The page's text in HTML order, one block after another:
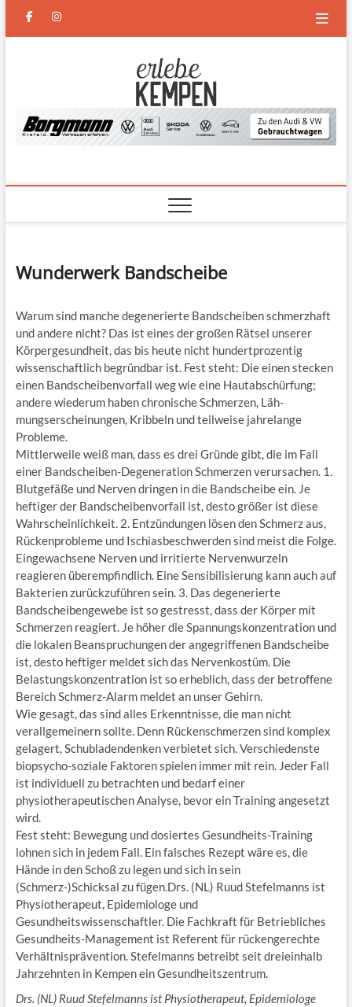
facebookinstagram
Kempen
Wunderwerk Bandscheibe
Warum sind manche degenerierte Bandscheiben schmerzhaft
und andere nicht? Das ist eines der großen Rätsel unserer
Körpergesundheit, das bis heute nicht hundertprozentig
wissenschaftlich begründbar ist. Fest steht: Die einen stecken
einen Bandscheibenvorfall weg wie eine Hautabschürfung;
andere wiederum haben chronische Schmerzen, Läh-
mungserscheinungen, Kribbeln und teilweise jahrelange
Probleme.
Mittlerweile weiß man, dass es drei Gründe gibt, die im Fall
einer Bandscheiben-Degeneration Schmerzen verursachen. 1.
Blutgefäße und Nerven dringen in die Bandscheibe ein. Je
heftiger der Bandscheibenvorfall ist, desto größer ist diese
Wahrscheinlichkeit. 2. Entzündungen lösen den Schmerz aus,
Rückenprobleme und Ischiasbeschwerden sind meist die Folge.
Eingewachsene Nerven und irritierte Nervenwurzeln
reagieren überempfindlich. Eine Sensibilisierung kann auch auf
Bakterien zurückzuführen sein. 3. Das degenerierte
Bandscheibengewebe ist so gestresst, dass der Körper mit
Schmerzen reagiert. Je höher die Spannungskonzentration und
die lokalen Beanspruchungen der angegriffenen Bandscheibe
ist, desto heftiger meldet sich das Nervenkostüm. Die
Belastungskonzentration ist so erheblich, dass der betroffene
Bereich Schmerz-Alarm meldet an unser Gehirn.
Wie gesagt, das sind alles Erkenntnisse, die man nicht
verallgemeinern sollte. Denn Rückenschmerzen sind komplex
gelagert, Schubladendenken verbietet sich. Verschiedenste
biopsycho-soziale Faktoren spielen immer mit rein. Jeder Fall
ist individuell zu betrachten und bedarf einer
physiotherapeutischen Analyse, bevor ein Training angesetzt
wird.
Fest steht: Bewegung und dosiertes Gesundheits-Training
lohnen sich in jedem Fall. Ein falsches Rezept wäre es, die
Hände in den Schoß zu legen und sich in sein
(Schmerz-)Schicksal zu fügen.Drs. (NL) Ruud Stefelmanns ist
Physiotherapeut, Epidemiologe und
Gesundheitswissenschaftler. Die Fachkraft für Betriebliches
Gesundheits-Management ist Referent für rückengerechte
Verhältnisprävention. Stefelmanns betreibt seit dreieinhalb
Jahrzehnten in Kempen ein Gesundheitszentrum.
Drs. (NL) Ruud Stefelmanns ist Physiotherapeut, Epidemiologe